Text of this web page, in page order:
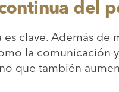
del
clave. Además
la comunicación
que también